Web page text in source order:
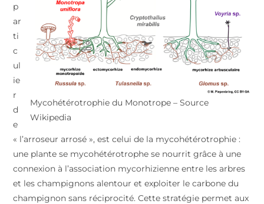
Mycohétérotrophie du Monotrope – Source
Wikipedia
p
ar
ti
c
ul
ie
r
d
e
« l’arroseur arrosé », est celui de la mycohétérotrophie :
une plante se mycohétérotrophe se nourrit grâce à une
connexion à l’association mycorhizienne entre les arbres
et les champignons alentour et exploiter le carbone du
champignon sans réciprocité. Cette stratégie permet aux